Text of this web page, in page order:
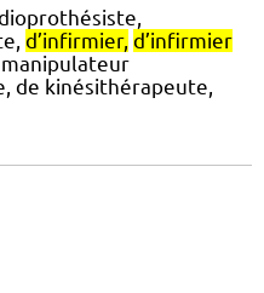
d’infirmier, d’infirmier
de kinésithérapeute,